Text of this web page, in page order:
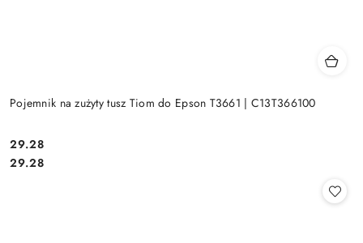
Pojemnik na zużyty tusz Tiom do Epson T3661 | C13T366100
Cena:
29.28
Cena:
29.28